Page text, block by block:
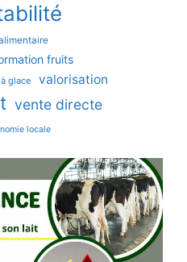
fruits
glace valorisation
vente directe
locale